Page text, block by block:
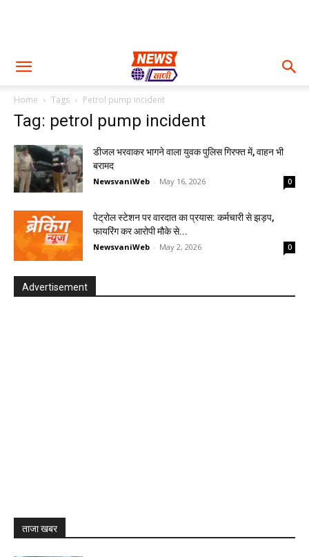
Home Tags Petrol pump incident
Tag: petrol pump incident
डीजल भरवाकर भागने वाला युवक पुलिस गिरफ्त में, वाहन भी
बरामद
NewsvaniWeb - May 16, 2026 0
पेट्रोल स्टेशन पर वारदात का प्रयास: कर्मचारी से झड़प,
फायरिंग कर आरोपी मौके से...
NewsvaniWeb - May 2, 2026 0
Advertisement
ताजा खबर